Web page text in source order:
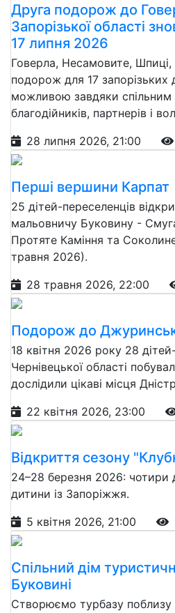
Друга подорож до
Запорізької області
17 липня 2026
Говерла, Несамовите,
подорож для 17 запорізьких
можливою завдяки спільним
благодійників, партнерів і
28 липня 2026, 21:00
Перші вершини Карпат
25 дітей-переселенців
мальовничу Буковину -
Протяте Каміння та
травня 2026).
28 травня 2026, 22:00
Подорож до
18 квітня 2026 року 28
Чернівецької області
дослідили цікаві місця
22 квітня 2026, 23:00
Відкриття сезону
24–28 березня 2026: чотири
дитини із Запоріжжя.
5 квітня 2026, 21:00
Спільний дім
Буковині
Створюємо турбазу поблизу